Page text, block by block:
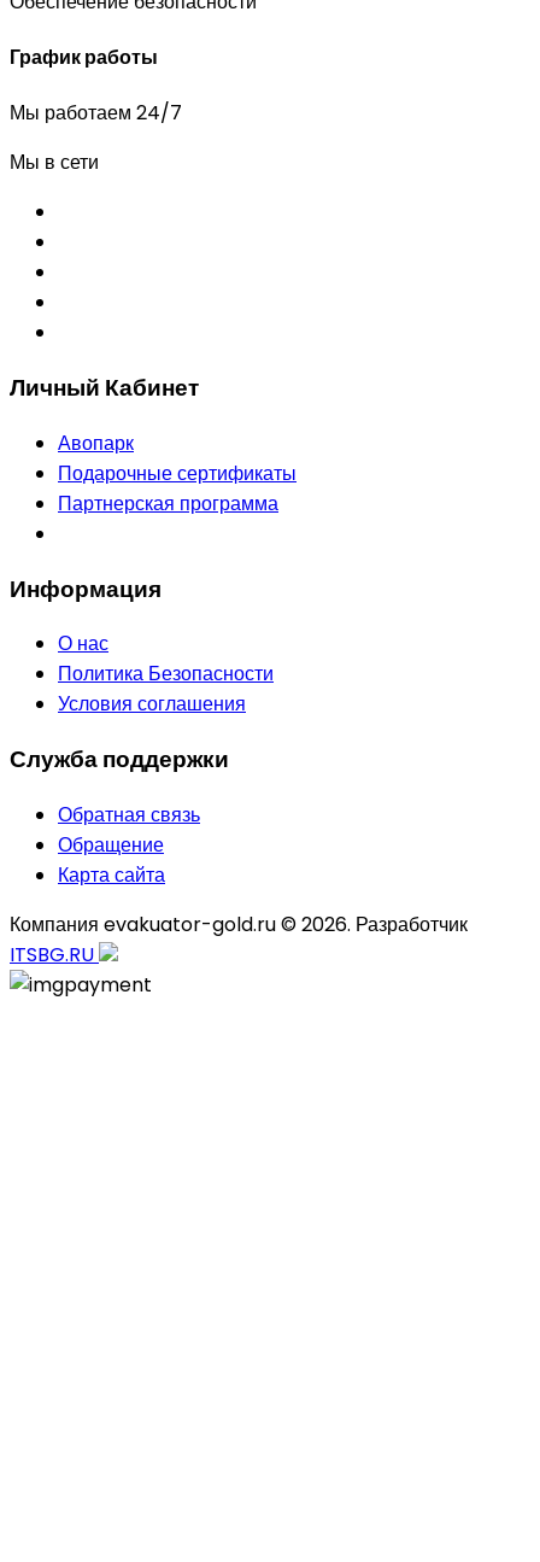
График работы
Мы работаем 24/7
Мы в сети
Личный Кабинет
Авопарк
Подарочные сертификаты
Партнерская программа
Информация
О нас
Политика Безопасности
Условия соглашения
Служба поддержки
Обратная связь
Обращение
Карта сайта
Компания evakuator-gold.ru © 2026. Разработчик
ITSBG.RU